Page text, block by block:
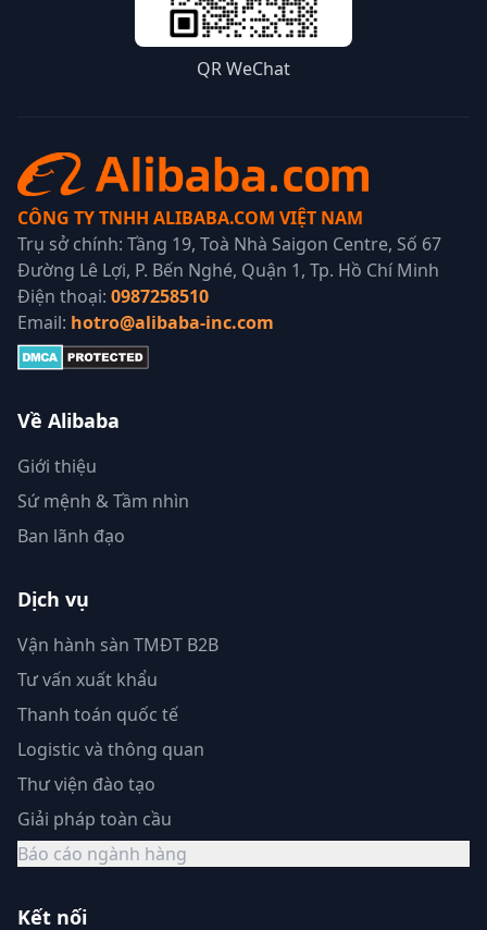
QR WeChat
CÔNG TY TNHH ALIBABA.COM VIỆT NAM
Trụ sở chính: Tầng 19, Toà Nhà Saigon Centre, Số 67
Đường Lê Lợi, P. Bến Nghé, Quận 1, Tp. Hồ Chí Minh
Điện thoại: 0987258510
Email: hotro@alibaba-inc.com
Về Alibaba
Giới thiệu
Sứ mệnh & Tầm nhìn
Ban lãnh đạo
Dịch vụ
Vận hành sàn TMĐT B2B
Tư vấn xuất khẩu
Thanh toán quốc tế
Logistic và thông quan
Thư viện đào tạo
Giải pháp toàn cầu
Báo cáo ngành hàng
Kết nối